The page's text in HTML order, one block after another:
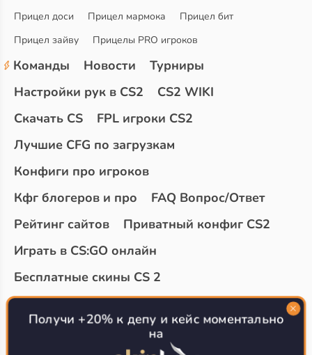
Прицел доси
Прицел мармока
Прицел бит
Прицел зайву
Прицелы PRO игроков
Команды Новости
Турниры
Настройки рук в CS2
CS2 WIKI
Скачать CS
FPL игроки CS2
Лучшие CFG по загрузкам
Конфиги про игроков
Кфг блогеров и про
FAQ Вопрос/Ответ
Рейтинг сайтов
Приватный конфиг CS2
Играть в CS:GO онлайн
Бесплатные скины CS 2
Топ сайтов с халявой КС 2
О проекте
Получи +20% к депу и кейс моментально
на